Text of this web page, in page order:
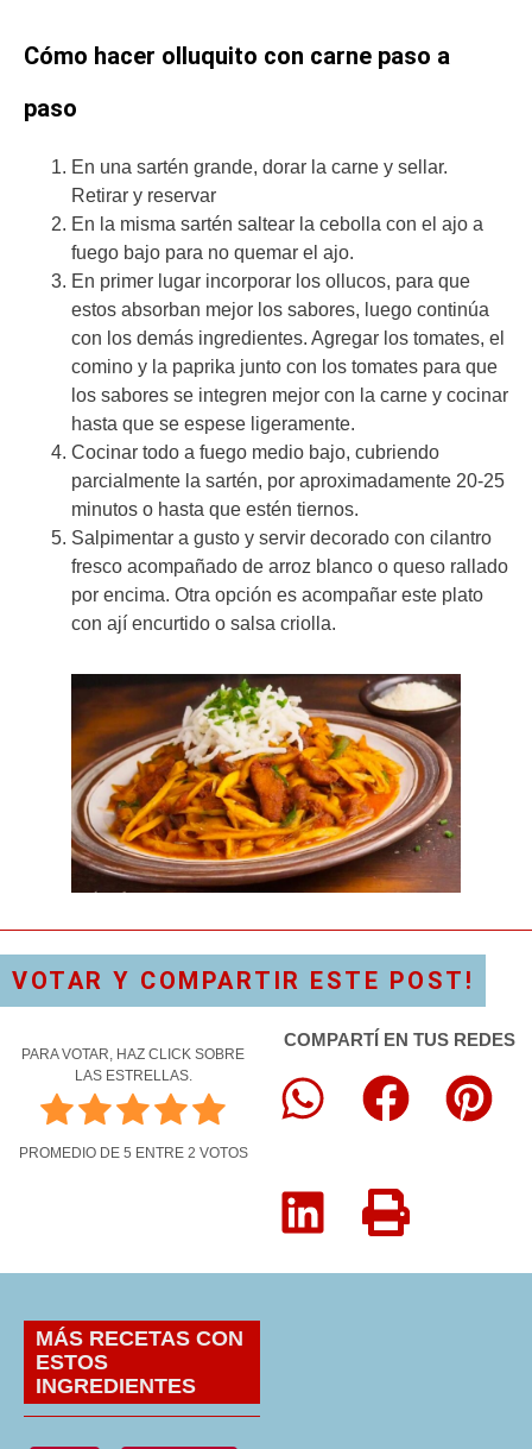
Cómo hacer olluquito con carne paso a
paso
En una sartén grande, dorar la carne y sellar.
Retirar y reservar
En la misma sartén saltear la cebolla con el ajo a
fuego bajo para no quemar el ajo.
En primer lugar incorporar los ollucos, para que
estos absorban mejor los sabores, luego continúa
con los demás ingredientes. Agregar los tomates, el
comino y la paprika junto con los tomates para que
los sabores se integren mejor con la carne y cocinar
hasta que se espese ligeramente.
Cocinar todo a fuego medio bajo, cubriendo
parcialmente la sartén, por aproximadamente 20-25
minutos o hasta que estén tiernos.
Salpimentar a gusto y servir decorado con cilantro
fresco acompañado de arroz blanco o queso rallado
por encima. Otra opción es acompañar este plato
con ají encurtido o salsa criolla.
VOTAR Y COMPARTIR ESTE POST!
PARA VOTAR, HAZ CLICK SOBRE
LAS ESTRELLAS.
PROMEDIO DE 5 ENTRE 2 VOTOS
COMPARTÍ EN TUS REDES
MÁS RECETAS CON
ESTOS
INGREDIENTES